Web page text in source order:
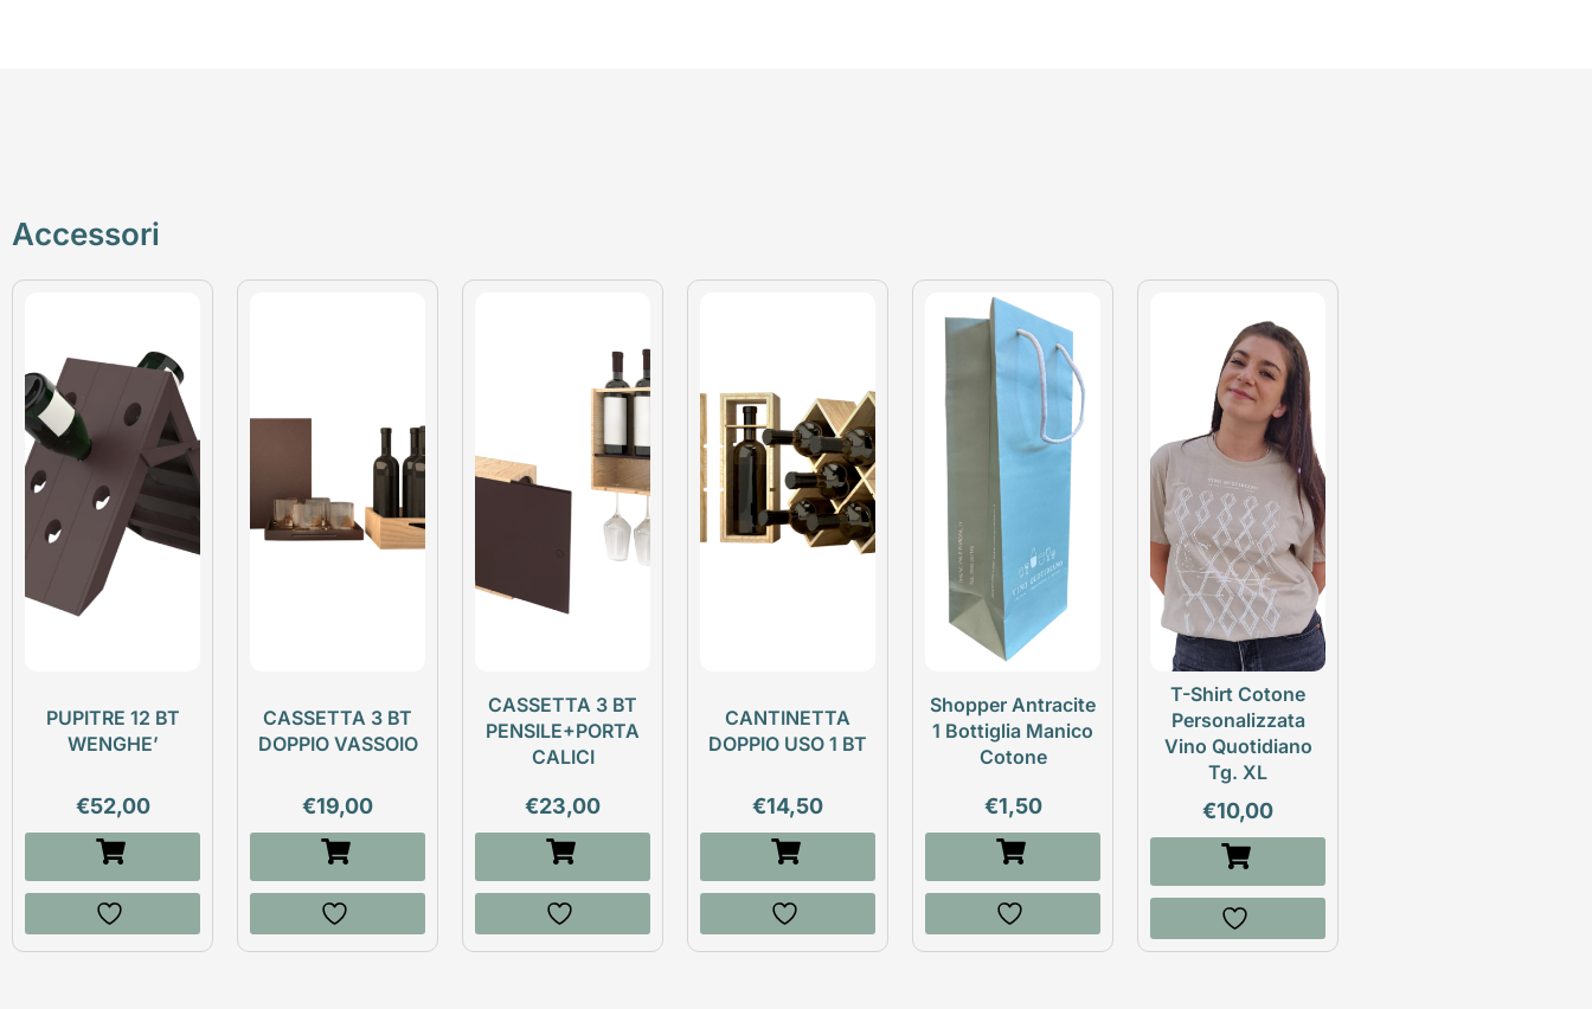
Accessori
PUPITRE 12 BT
WENGHE’
€52,00
CASSETTA 3 BT
DOPPIO VASSOIO
€19,00
CASSETTA 3 BT
PENSILE+PORTA
CALICI
€23,00
CANTINETTA
DOPPIO USO 1 BT
€14,50
Shopper Antracite
1 Bottiglia Manico
Cotone
€1,50
T-Shirt Cotone
Personalizzata
Vino Quotidiano
Tg. XL
€10,00